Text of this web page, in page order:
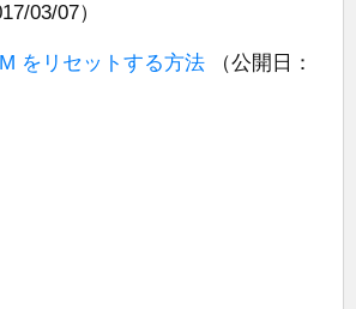
03/07）
をリセットする方法
（公開日：